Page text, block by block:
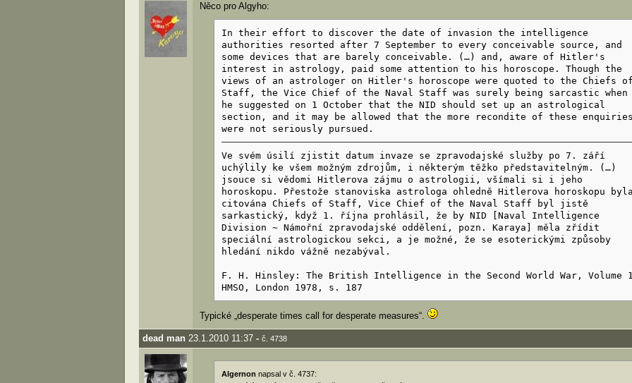
Něco pro Algyho:
In their effort to discover the date of invasion the intelligence
authorities resorted after 7 September to every conceivable source, and
some devices that are barely conceivable. (…) and, aware of Hitler's
interest in astrology, paid some attention to his horoscope. Though the
views of an astrologer on Hitler's horoscope were quoted to the Chiefs
Staff, the Vice Chief of the Naval Staff was surely being sarcastic when
he suggested on 1 October that the NID should set up an astrological
section, and it may be allowed that the more recondite of these
were not seriously pursued.
Ve svém úsilí zjistit datum invaze se zpravodajské služby po 7. září
uchýlily ke všem možným zdrojům, i některým těžko představitelným. (…)
jsouce si vědomi Hitlerova zájmu o astrologii, všímali si i jeho
horoskopu. Přestože stanoviska astrologa ohledně Hitlerova horoskopu
citována Chiefs of Staff, Vice Chief of the Naval Staff byl jistě
sarkastický, když 1. října prohlásil, že by NID [Naval Intelligence
Division ~ Námořní zpravodajské oddělení, pozn. Karaya] měla zřídit
speciální astrologickou sekci, a je možné, že se esoterickými způsoby
hledání nikdo vážně nezabýval.
F. H. Hinsley: The British Intelligence in the Second World War, Volume
HMSO, London 1978, s. 187
Typické „desperate times call for desperate measures“.
dead man 23.1.2010 11:37 - č. 4738
Algernon napsal v č. 4737: